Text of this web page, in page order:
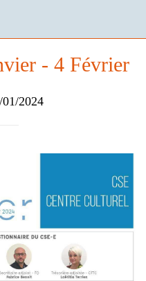
- 4 Février
2024